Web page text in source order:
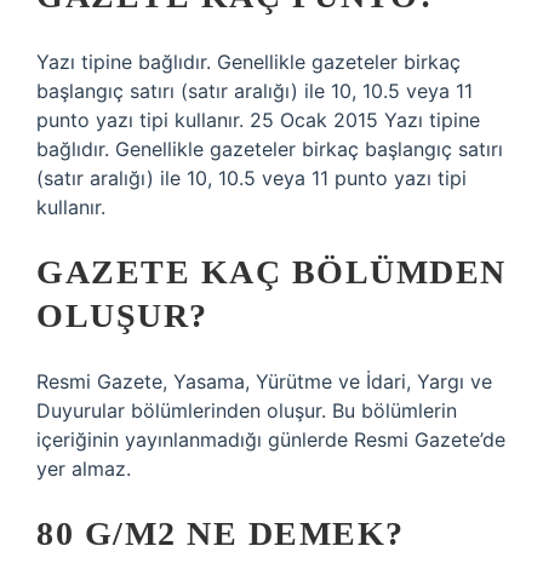
Yazı tipine bağlıdır. Genellikle gazeteler birkaç
başlangıç ​​satırı (satır aralığı) ile 10, 10.5 veya 11
punto yazı tipi kullanır. 25 Ocak 2015 Yazı tipine
bağlıdır. Genellikle gazeteler birkaç başlangıç ​​satırı
(satır aralığı) ile 10, 10.5 veya 11 punto yazı tipi
kullanır.
GAZETE KAÇ BÖLÜMDEN
OLUŞUR?
Resmi Gazete, Yasama, Yürütme ve İdari, Yargı ve
Duyurular bölümlerinden oluşur. Bu bölümlerin
içeriğinin yayınlanmadığı günlerde Resmi Gazete’de
yer almaz.
80 G/M2 NE DEMEK?